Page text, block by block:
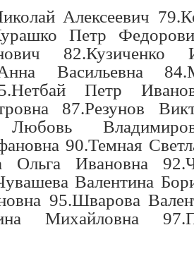
Алексеевич
Петр
82.Кузиченко
Васильевна
Петр
87.Резунов
Любовь
90.Темная
Ольга Ивановна
Валентина
95.Шварова
Михайловна